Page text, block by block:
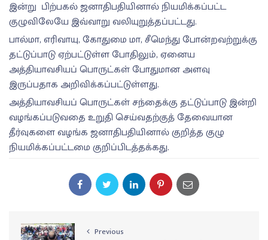
இன்று பிற்பகல் ஜனாதிபதியினால் நியமிக்கப்பட்ட
குழுவிலேயே இவ்வாறு வலியுறுத்தப்பட்டது.
பால்மா, எரிவாயு, கோதுமை மா, சீமெந்து போன்றவற்றுக்கு
தட்டுப்பாடு ஏற்பட்டுள்ள போதிலும், ஏனைய
அத்தியாவசியப் பொருட்கள் போதுமான அளவு
இருப்பதாக அறிவிக்கப்பட்டுள்ளது.
அத்தியாவசியப் பொருட்கள் சந்தைக்கு தட்டுப்பாடு இன்றி
வழங்கப்படுவதை உறுதி செய்வதற்குத் தேவையான
தீர்வுகளை வழங்க ஜனாதிபதியினால் குறித்த குழு
நியமிக்கப்பட்டமை குறிப்பிடத்தக்கது.
Previous